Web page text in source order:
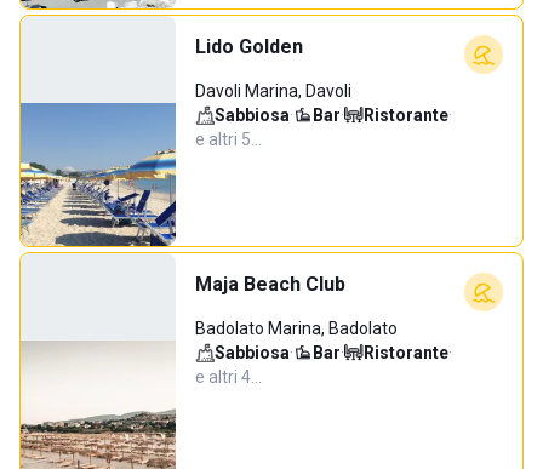
Lido Golden
Davoli Marina, Davoli
Sabbiosa· Bar· Ristorante·
e altri 5…
Maja Beach Club
Badolato Marina, Badolato
Sabbiosa· Bar· Ristorante·
e altri 4…